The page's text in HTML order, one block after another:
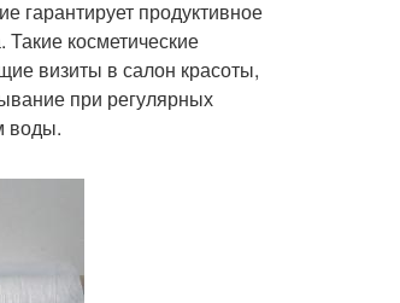
гарантирует продуктивное
косметические
визиты в салон красоты,
при регулярных
воды.